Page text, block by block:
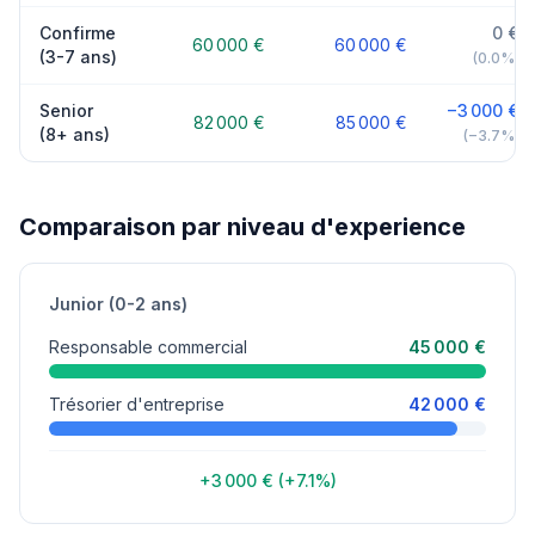
Confirme
(3-7 ans)
60 000 € 60 000 €
0 €
(0.0%)
Senior
(8+ ans)
82 000 € 85 000 €
−3 000 €
(−3.7%)
Comparaison par niveau d'experience
Junior (0-2 ans)
Responsable commercial 45 000 €
Trésorier d'entreprise 42 000 €
+3 000 € (+7.1%)